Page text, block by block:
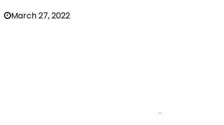
March 27, 2022